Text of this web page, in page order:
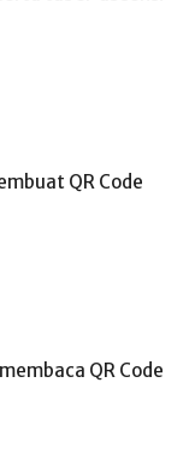
QR Code
QR Code